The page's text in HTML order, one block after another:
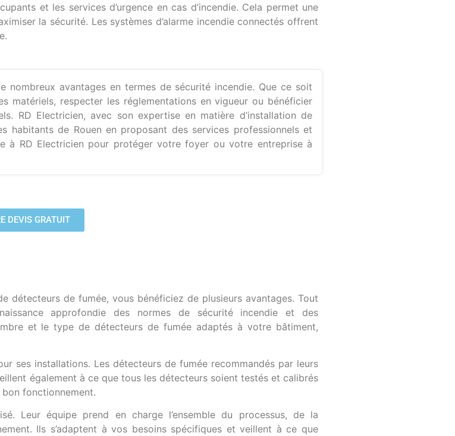
et les services d’urgence en cas d’incendie. Cela permet une
la sécurité. Les systèmes d’alarme incendie connectés offrent
nombreux avantages en termes de sécurité incendie. Que ce soit
matériels, respecter les réglementations en vigueur ou bénéficier
RD Electricien, avec son expertise en matière d’installation de
de Rouen en proposant des services professionnels et
à RD Electricien pour protéger votre foyer ou votre entreprise à
DEVIS GRATUIT
détecteurs de fumée, vous bénéficiez de plusieurs avantages. Tout
approfondie des normes de sécurité incendie et des
et le type de détecteurs de fumée adaptés à votre bâtiment,
ses installations. Les détecteurs de fumée recommandés par leurs
également à ce que tous les détecteurs soient testés et calibrés
fonctionnement.
Leur équipe prend en charge l’ensemble du processus, de la
Ils s’adaptent à vos besoins spécifiques et veillent à ce que